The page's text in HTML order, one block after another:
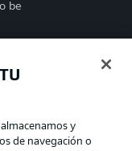
be
y
de navegación o